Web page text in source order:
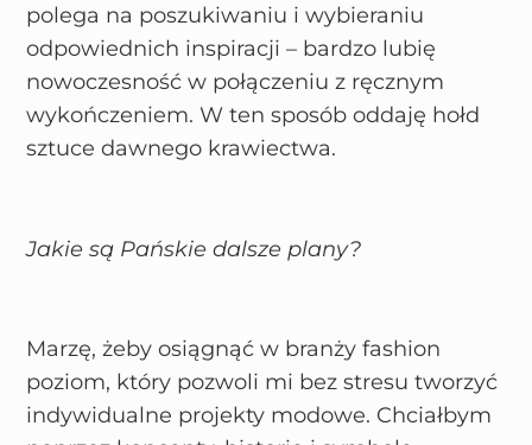
polega na poszukiwaniu i wybieraniu
odpowiednich inspiracji – bardzo lubię
nowoczesność w połączeniu z ręcznym
wykończeniem. W ten sposób oddaję hołd
sztuce dawnego krawiectwa.
Jakie są Pańskie dalsze plany?
Marzę, żeby osiągnąć w branży fashion
poziom, który pozwoli mi bez stresu tworzyć
indywidualne projekty modowe. Chciałbym